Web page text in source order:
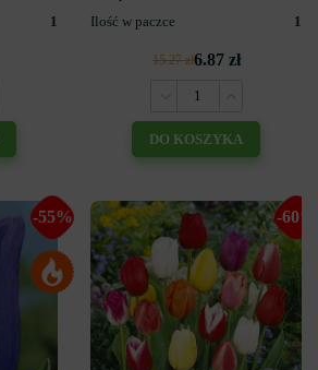
1
Ilość w paczce
1
15.27 zł6.87 zł
DO KOSZYKA
-55% -60%